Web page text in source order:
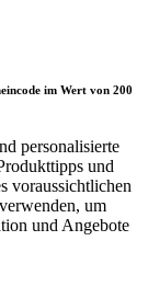
im Wert von 200
personalisierte
und
voraussichtlichen
um
und Angebote